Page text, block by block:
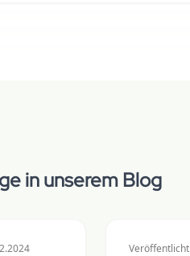
in unserem Blog
Veröffentlicht